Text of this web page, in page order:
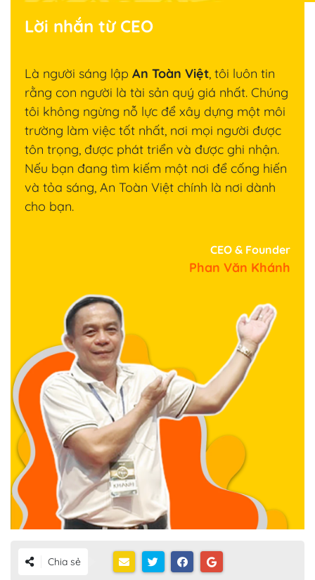
Lời nhắn từ CEO
Là người sáng lập An Toàn Việt, tôi luôn tin
rằng con người là tài sản quý giá nhất. Chúng
tôi không ngừng nỗ lực để xây dựng một môi
trường làm việc tốt nhất, nơi mọi người được
tôn trọng, được phát triển và được ghi nhận.
Nếu bạn đang tìm kiếm một nơi để cống hiến
và tỏa sáng, An Toàn Việt chính là nơi dành
cho bạn.
CEO & Founder
Phan Văn Khánh
Chia sẻ